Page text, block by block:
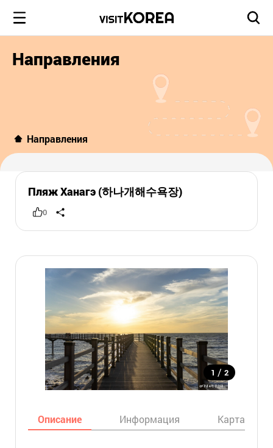
Направления
Направления
Пляж Ханагэ (하나개해수욕장)
0
1 / 2
Описание Информация Карта